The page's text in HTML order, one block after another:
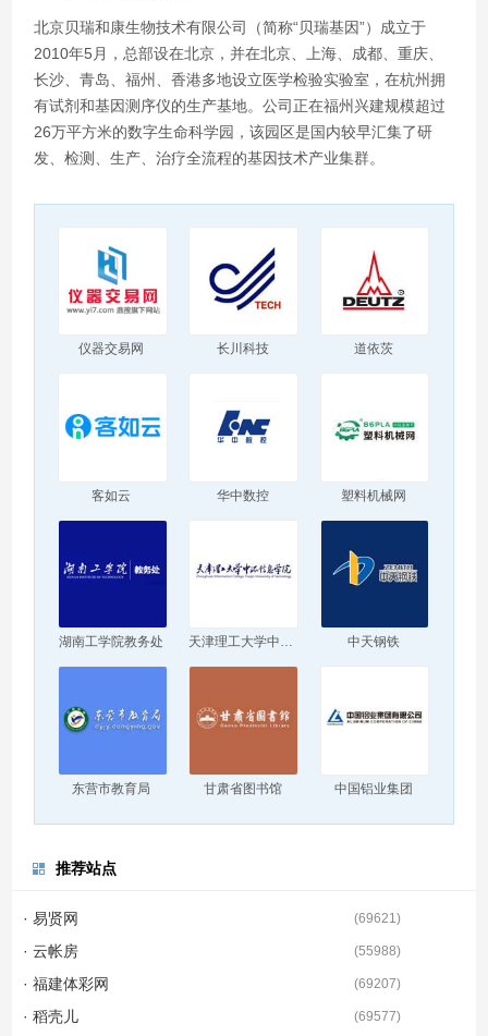
北京贝瑞和康生物技术有限公司（简称“贝瑞基因”）成立于
2010年5月，总部设在北京，并在北京、上海、成都、重庆、
长沙、青岛、福州、香港多地设立医学检验实验室，在杭州拥
有试剂和基因测序仪的生产基地。公司正在福州兴建规模超过
26万平方米的数字生命科学园，该园区是国内较早汇集了研
发、检测、生产、治疗全流程的基因技术产业集群。
仪器交易网 长川科技 道依茨
客如云 华中数控 塑料机械网
湖南工学院教务处 天津理工大学中环信息学院 中天钢铁
东营市教育局 甘肃省图书馆 中国铝业集团
推荐站点
· 易贤网 (69621)
· 云帐房 (55988)
· 福建体彩网 (69207)
· 稻壳儿 (69577)